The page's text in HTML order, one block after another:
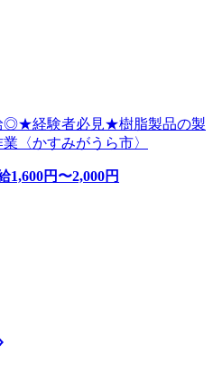
◎★経験者必見★樹脂製品の製
〈かすみがうら市〉
1,600円〜2,000円